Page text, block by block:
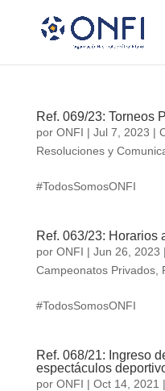
Ref. 069/23: Torneos
por ONFI | Jul 7, 2023 |
Resoluciones y
#TodosSomosONFI
Ref. 063/23: Horarios
por ONFI | Jun 26, 2023 |
Campeonatos Privados,
#TodosSomosONFI
Ref. 068/21: Ingreso
espectáculos
por ONFI | Oct 14, 2021 |